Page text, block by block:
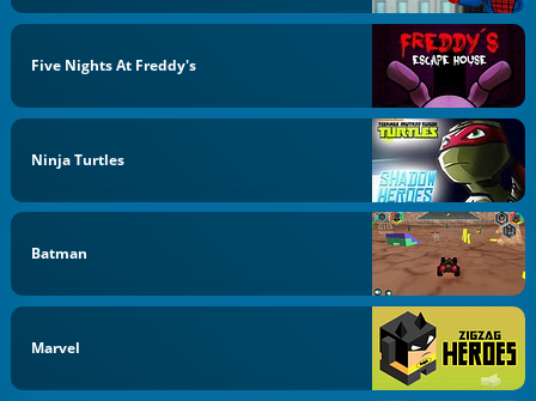
Five Nights At Freddy's
Ninja Turtles
Batman
Marvel